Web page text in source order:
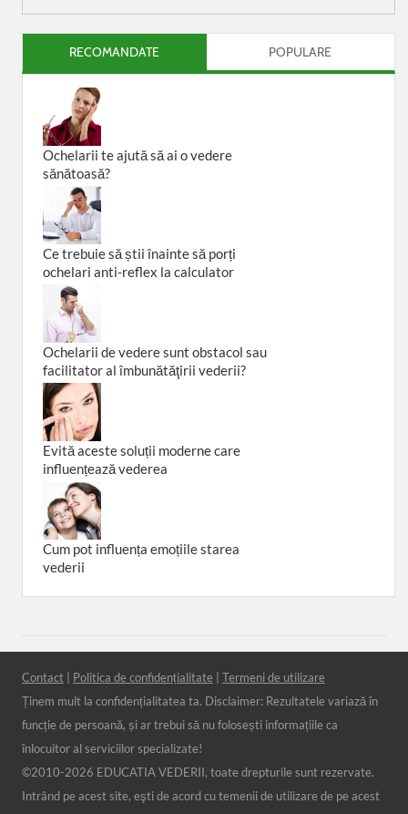
RECOMANDATE POPULARE
Ochelarii te ajută să ai o vedere
sănătoasă?
Ce trebuie să știi înainte să porți
ochelari anti-reflex la calculator
Ochelarii de vedere sunt obstacol sau
facilitator al îmbunătăţirii vederii?
Evită aceste soluții moderne care
influențează vederea
Cum pot influența emoțiile starea
vederii
Contact Politica de confidențialitate
Termeni de utilizare
Ținem mult la confidențialitatea ta. Disclaimer: Rezultatele variază în
funcție de persoană, și ar trebui să nu folosești informațiile ca
înlocuitor al serviciilor specializate!
©2010-2026 EDUCATIA VEDERII, toate drepturile sunt rezervate.
Intrând pe acest site, eşti de acord cu temenii de utilizare de pe acest